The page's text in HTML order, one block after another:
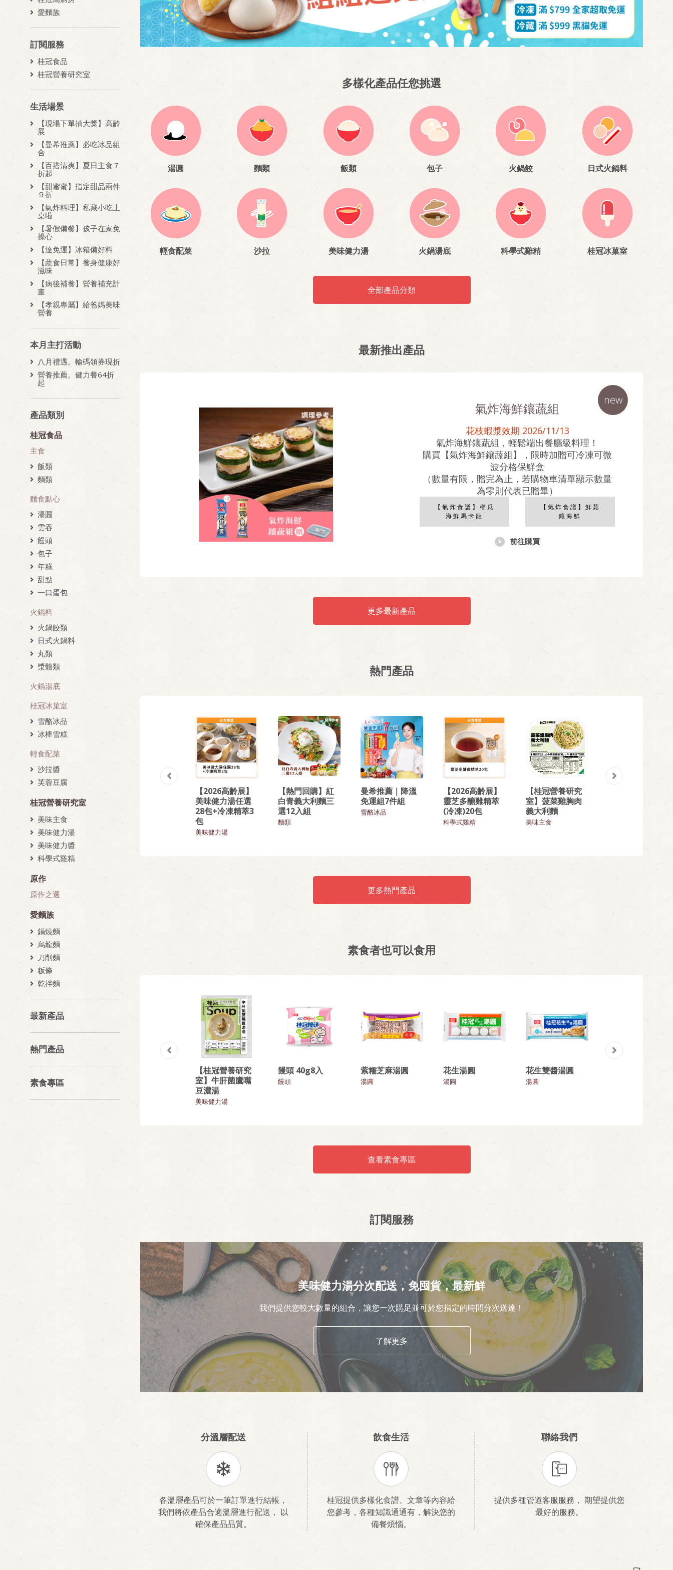
愛麵族
訂閱服務
桂冠食品
桂冠營養研究室
生活場景
【現場下單抽大獎】高齡
展
【曼希推薦】必吃冰品組
合
【百搭清爽】夏日主食７
折起
【甜蜜蜜】指定甜品兩件
９折
【氣炸料理】私藏小吃上
桌啦
【暑假備餐】孩子在家免
操心
【達免運】冰箱備好料
【蔬食日常】養身健康好
滋味
【病後補養】營養補充計
畫
【孝親專屬】給爸媽美味
營養
本月主打活動
八月禮遇。輸碼領券現折
營養推薦。健力餐64折
起
產品類別
桂冠食品
主食
飯類
麵類
麵食點心
湯圓
雲吞
饅頭
包子
年糕
甜點
一口蛋包
火鍋料
火鍋餃類
日式火鍋料
丸類
漿體類
火鍋湯底
桂冠冰菓室
雪酪冰品
冰棒雪糕
輕食配菜
沙拉醬
芙蓉豆腐
桂冠營養研究室
美味主食
美味健力湯
美味健力醬
科學式雞精
原作
原作之選
愛麵族
鍋燒麵
烏龍麵
刀削麵
粄條
乾拌麵
最新產品
熱門產品
素食專區
多樣化產品任您挑選
湯圓 麵類 飯類 包子 火鍋餃 日式火鍋料
輕食配菜 沙拉 美味健力湯 火鍋湯底 科學式雞精 桂冠冰菓室
全部產品分類
最新推出產品
氣炸海鮮鑲蔬組
花枝蝦漿效期 2026/11/13
氣炸海鮮鑲蔬組，輕鬆端出餐廳級料理 ！
購買【氣炸海鮮鑲蔬組】，限時加贈可冷凍可微
波分格保鮮盒
（數量有限，贈完為止，若購物車清單顯示數量
為零則代表已贈畢）
【氣炸食譜】櫛瓜
海鮮馬卡龍
【氣炸食譜】鮮菇
鑲海鮮
前往購買
new
更多最新產品
熱門產品
室】菠菜雞胸肉
美味主食
【2026高齡展】
美味健力湯任選
28包+冷凍精萃3
包
美味健力湯
【熱門回購】紅
白青義大利麵三
選12入組
麵類
曼希推薦｜降溫
免運組7件組
雪酪冰品
【2026高齡展】
靈芝多醣雞精萃
(冷凍)20包
科學式雞精
【桂冠營養研究
室】菠菜雞胸肉
義大利麵
美味主食
更多熱門產品
素食者也可以食用
大利麵
【桂冠營養研究
室】牛肝菌鷹嘴
豆濃湯
美味健力湯
饅頭 40g8入
饅頭
紫糯芝麻湯圓
湯圓
花生湯圓
湯圓
花生雙醬湯圓
湯圓
查看素食專區
訂閱服務
美味健力湯分次配送，免囤貨，最新鮮
我們提供您較大數量的組合，讓您一次購足並可於您指定的時間分次送達！
了解更多
分溫層配送
各溫層產品可於一筆訂單進行結帳，
我們將依產品合適溫層進行配送， 以
確保產品品質。
飲食生活
桂冠提供多樣化食譜、文章等內容給
您參考，各種知識通通有，解決您的
備餐煩惱。
聯絡我們
提供多種管道客服服務， 期望提供您
最好的服務。